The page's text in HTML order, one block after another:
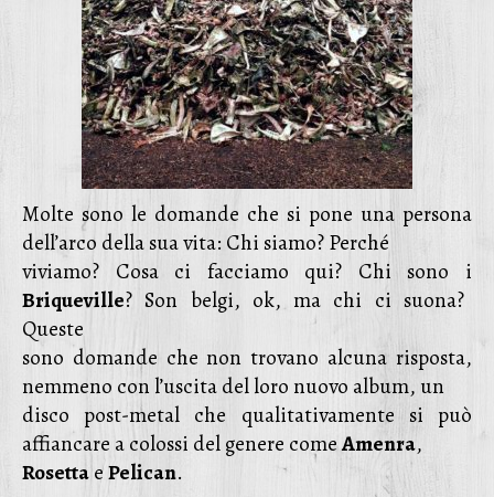
Molte sono le domande che si pone una persona
dell’arco della sua vita: Chi siamo? Perché
viviamo? Cosa ci facciamo qui? Chi sono i
Briqueville? Son belgi, ok, ma chi ci suona?
Queste
sono domande che non trovano alcuna risposta,
nemmeno con l’uscita del loro nuovo album, un
disco post-metal che qualitativamente si può
affiancare a colossi del genere comeAmenra,
RosettaePelican.